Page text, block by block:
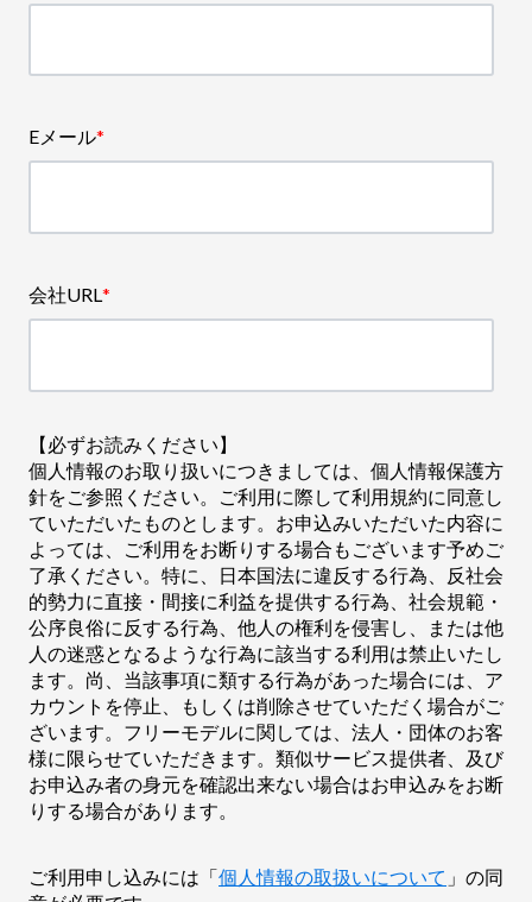
Eメール*
会社URL *
【必ずお読みください】
個人情報のお取り扱いにつきましては、個人情報保護方
針をご参照ください。ご利用に際して利用規約に同意し
ていただいたものとします。お申込みいただいた内容に
よっては、ご利用をお断りする場合もございます予めご
了承ください。特に、日本国法に違反する行為、反社会
的勢力に直接・間接に利益を提供する行為、社会規範・
公序良俗に反する行為、他人の権利を侵害し、または他
人の迷惑となるような行為に該当する利用は禁止いたし
ます。尚、当該事項に類する行為があった場合には、ア
カウントを停止、もしくは削除させていただく場合がご
ざいます。フリーモデルに関しては、法人・団体のお客
様に限らせていただきます。類似サービス提供者、及び
お申込み者の身元を確認出来ない場合はお申込みをお断
りする場合があります。
ご利用申し込みには「個人情報の取扱いについて 」の同